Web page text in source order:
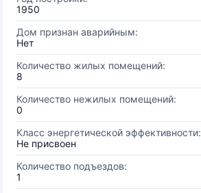
1950
Дом признан аварийным:
Нет
Количество жилых помещений:
8
Количество нежилых помещений:
0
Класс энергетической эффективности:
Не присвоен
Количество подъездов:
1